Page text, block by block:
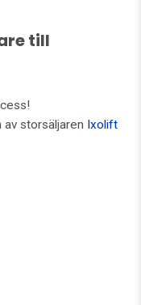
till
storsäljaren Ixolift